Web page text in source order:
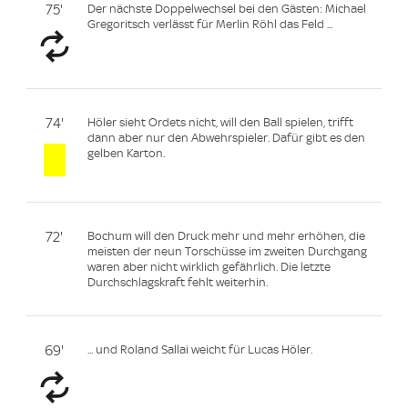
75'
Der nächste Doppelwechsel bei den Gästen: Michael
Gregoritsch verlässt für Merlin Röhl das Feld ...
74'
Höler sieht Ordets nicht, will den Ball spielen, trifft
dann aber nur den Abwehrspieler. Dafür gibt es den
gelben Karton.
72'
Bochum will den Druck mehr und mehr erhöhen, die
meisten der neun Torschüsse im zweiten Durchgang
waren aber nicht wirklich gefährlich. Die letzte
Durchschlagskraft fehlt weiterhin.
69' ... und Roland Sallai weicht für Lucas Höler.